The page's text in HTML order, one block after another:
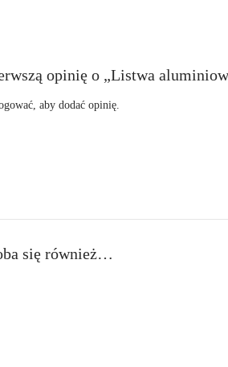
opinię o „Listwa
, aby dodać opinię.
się również…